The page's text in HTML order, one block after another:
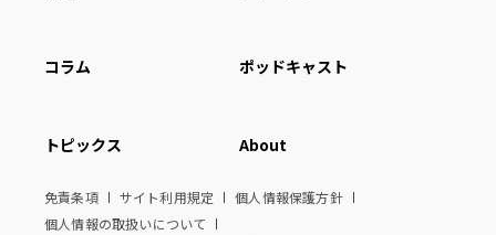
コラム ポッドキャスト
トピックス About
免責条項 サイト利用規定
個人情報保護方針
個人情報の取扱いについて